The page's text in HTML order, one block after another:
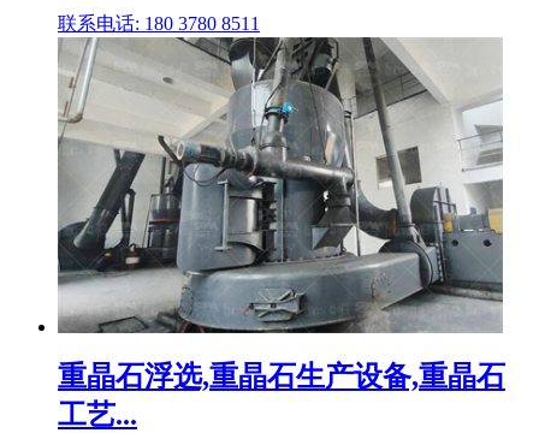
联系电话: 180 3780 8511
重晶石浮选,重晶石生产设备,重晶石
工艺...